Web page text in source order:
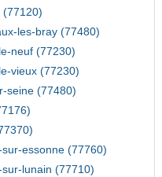
(77120)
les-bray (77480)
neuf (77230)
vieux (77230)
seine (77480)
essonne (77760)
lunain (77710)